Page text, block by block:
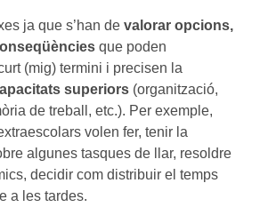
ja que s’han de valorar opcions,
que poden
(mig) termini i precisen la
superiors (organització,
de treball, etc.). Per exemple,
volen fer, tenir la
algunes tasques de llar, resoldre
decidir com distribuir el temps
a les tardes.